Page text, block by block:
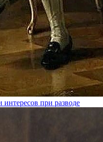
при разводе